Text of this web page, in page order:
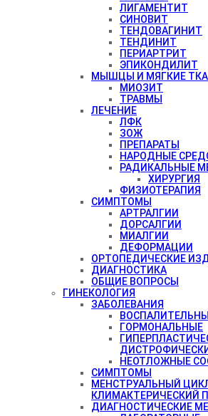
ЛИГАМЕНТИТ
СИНОВИТ
ТЕНДОВАГИНИТ
ТЕНДИНИТ
ПЕРИАРТРИТ
ЭПИКОНДИЛИТ
МЫШЦЫ И МЯГКИЕ
МИОЗИТ
ТРАВМЫ
ЛЕЧЕНИЕ
ЛФК
ЗОЖ
ПРЕПАРАТЫ
НАРОДНЫЕ
РАДИКАЛЬНЫЕ
ХИРУРГИЯ
ФИЗИОТЕРАПИЯ
СИМПТОМЫ
АРТРАЛГИИ
ДОРСАЛГИИ
МИАЛГИИ
ДЕФОРМАЦИИ
ОРТОПЕДИЧЕСКИЕ
ДИАГНОСТИКА
ОБЩИЕ ВОПРОСЫ
ГИНЕКОЛОГИЯ
ЗАБОЛЕВАНИЯ
ГОРМОНАЛЬНЫЕ
НЕОТЛОЖНЫЕ
СИМПТОМЫ
МЕНСТРУАЛЬНЫЙ
КЛИМАКТЕРИЧЕСКИЙ
ДИАГНОСТИЧЕСКИЕ